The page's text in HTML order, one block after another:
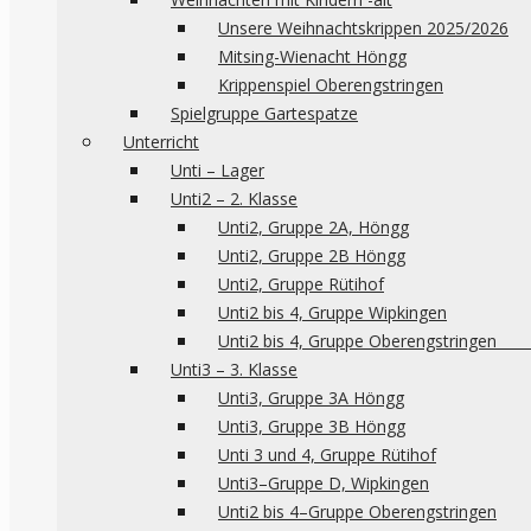
Unsere Weihnachtskrippen 2025/2026
Mitsing-Wienacht Höngg
Krippenspiel Oberengstringen
Spielgruppe Gartespatze
Unterricht
Unti – Lager
Unti2 – 2. Klasse
Unti2, Gruppe 2A, Höngg
Unti2, Gruppe 2B Höngg
Unti2, Gruppe Rütihof
Unti2 bis 4, Gruppe Wipkingen
Unti2 bis 4, Gruppe
Unti3 – 3. Klasse
Unti3, Gruppe 3A Höngg
Unti3, Gruppe 3B Höngg
Unti 3 und 4, Gruppe Rütihof
Unti3–Gruppe D, Wipkingen
Unti2 bis 4–Gruppe Oberengstringen